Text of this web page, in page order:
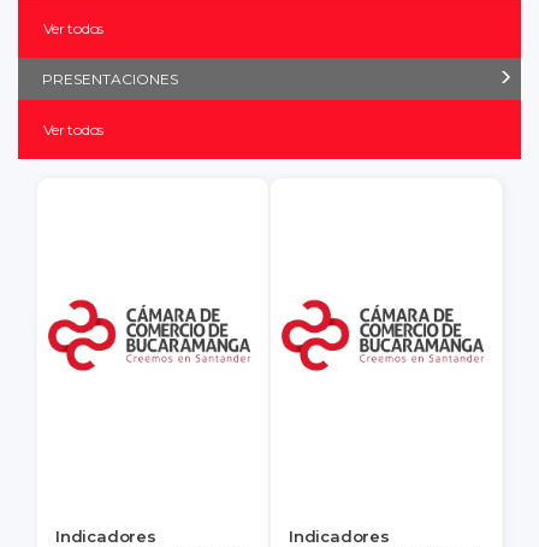
Ver todos
PRESENTACIONES
Ver todos
Indicadores
Indicadores